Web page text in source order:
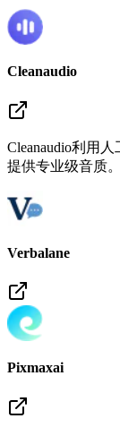
Cleanaudio
Cleanaudio利用
提供专业级音质。
Verbalane
Pixmaxai